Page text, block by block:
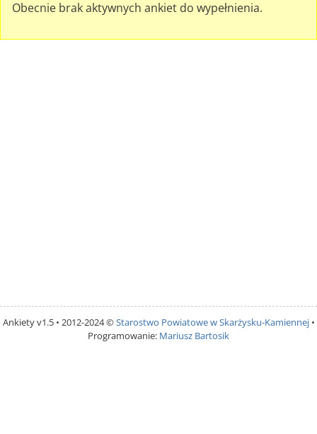
Obecnie brak aktywnych ankiet do wypełnienia.
Ankiety v1.5 • 2012-2024 ©Starostwo Powiatowe w Skarżysku-Kamiennej•
Programowanie: Mariusz Bartosik